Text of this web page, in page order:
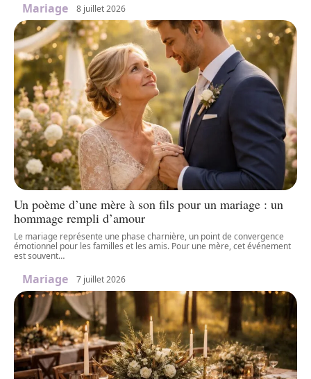
Mariage 8 juillet 2026
Un poème d’une mère à son fils pour un mariage : un
hommage rempli d’amour
Le mariage représente une phase charnière, un point de convergence
émotionnel pour les familles et les amis. Pour une mère, cet événement
est souvent…
Mariage 7 juillet 2026